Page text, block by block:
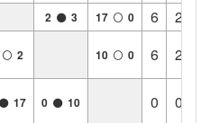
2 3 17 0 6 2
2 10 0 6 2
17 0 10 0 0